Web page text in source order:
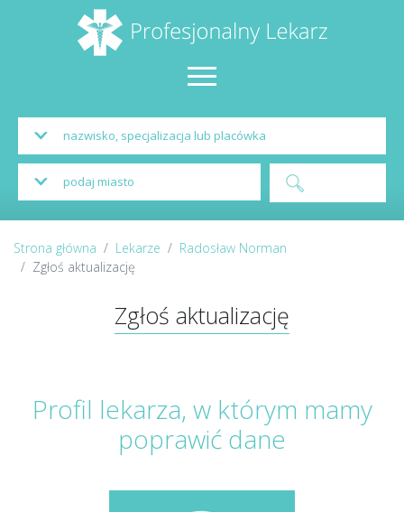
Strona główna Lekarze
Radosław Norman
Zgłoś aktualizację
Zgłoś aktualizację
Profil lekarza, w którym mamy
poprawić dane